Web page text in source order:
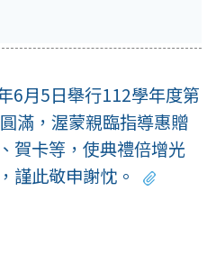
6月5日舉行112學年度第
滿，渥蒙親臨指導惠贈
賀卡等，使典禮倍增光
謹此敬申謝忱。